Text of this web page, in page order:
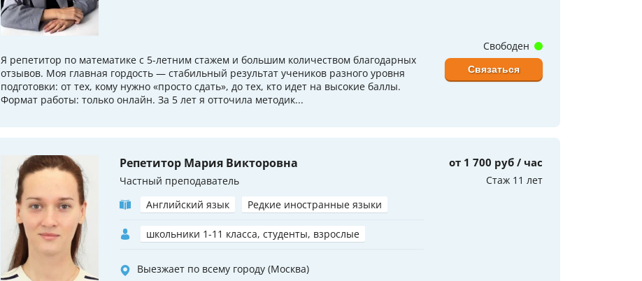
Я репетитор по математике с 5-летним стажем и большим количеством благодарных
отзывов. Моя главная гордость — стабильный результат учеников разного уровня
подготовки: от тех, кому нужно «просто сдать», до тех, кто идет на высокие баллы.
Формат работы: только онлайн. За 5 лет я отточила методик...
Свободен
Связаться
Репетитор Мария Викторовна
Частный преподаватель
Английский язык
Редкие иностранные языки
школьники 1-11 класса, студенты, взрослые
Выезжает по всему городу (Москва)
от 1 700 руб / час
Стаж 11 лет